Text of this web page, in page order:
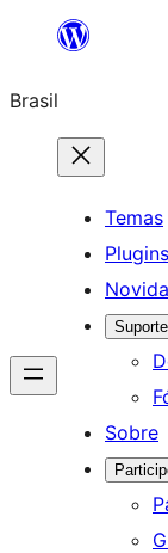
o
conteúdo
Brasil
Temas
Plugins
Suporte
Sobre